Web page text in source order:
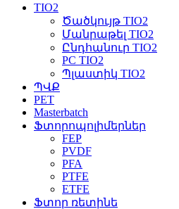
TIO2
Ծածկույթ TIO2
Մանրաթել TIO2
Ընդհանուր TIO2
PC TIO2
Պլաստիկ TIO2
ՊՎՔ
PET
Masterbatch
Ֆտորոպոլիմերներ
FEP
PVDF
PFA
PTFE
ETFE
Ֆտոր ռետինե